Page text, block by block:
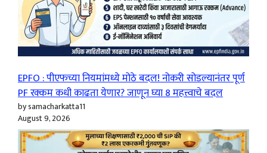
EPFO : पीएफच्या नियमांमध्ये मोठे बदल! नोकरी सोडल्यानंतर पूर्ण
PF रक्कम कधी काढता येणार? जाणून घ्या 8 महत्त्वाचे बदल
by samacharkatta11
August 9, 2026